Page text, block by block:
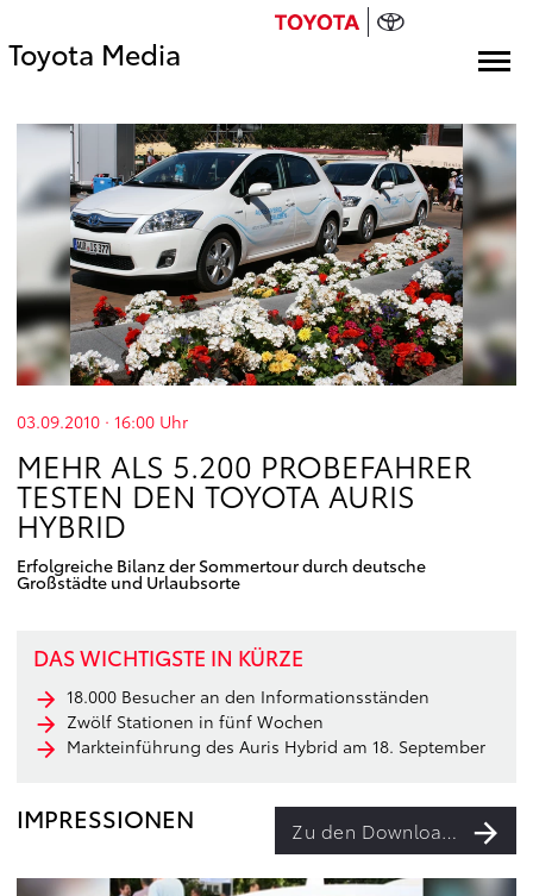
Toyota Media
03.09.2010 · 16:00 Uhr
MEHR ALS 5.200 PROBEFAHRER
TESTEN DEN TOYOTA AURIS
HYBRID
Erfolgreiche Bilanz der Sommertour durch deutsche
Großstädte und Urlaubsorte
DAS WICHTIGSTE IN KÜRZE
18.000 Besucher an den Informationsständen
Zwölf Stationen in fünf Wochen
Markteinführung des Auris Hybrid am 18. September
IMPRESSIONEN Zu den Downloads